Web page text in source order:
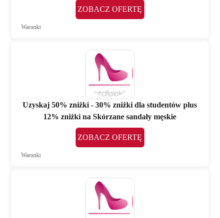
ZOBACZ OFERTĘ
Warunki
Uzyskaj 50% zniżki - 30% zniżki dla studentów plus
12% zniżki na Skórzane sandały męskie
ZOBACZ OFERTĘ
Warunki